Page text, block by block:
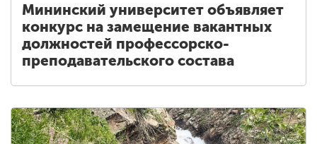
Мининский университет объявляет
конкурс на замещение вакантных
должностей профессорско-
преподавательского состава